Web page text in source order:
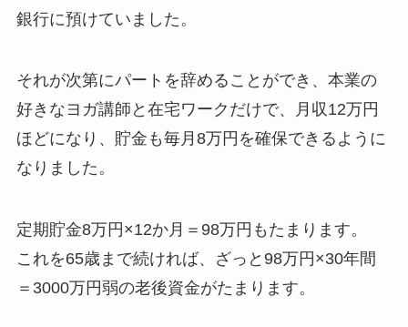
銀行に預けていました。
それが次第にパートを辞めることができ、本業の
好きなヨガ講師と在宅ワークだけで、月収12万円
ほどになり、貯金も毎月8万円を確保できるように
なりました。
定期貯金8万円×12か月＝98万円もたまります。
これを65歳まで続ければ、ざっと98万円×30年間
＝3000万円弱の老後資金がたまります。